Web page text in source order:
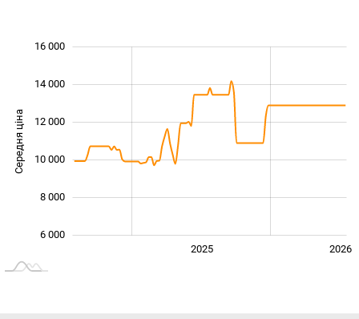
Середня ціна
6 000
8 000
10 000
12 000
16 000
14 000
2025 2026